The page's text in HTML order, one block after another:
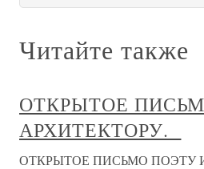
Читайте также
ОТКРЫТОЕ
АРХИТЕКТОРУ.
ОТКРЫТОЕ ПИСЬМО ПОЭТУ